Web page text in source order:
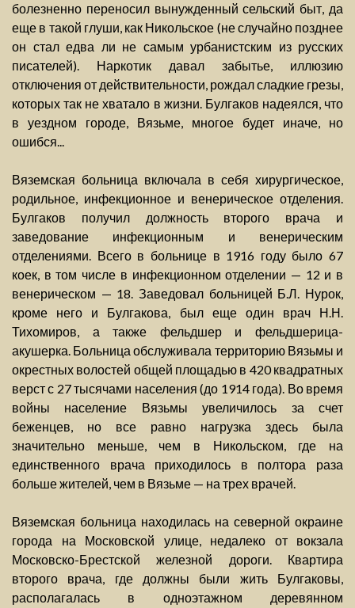
болезненно переносил вынужденный сельский быт, да
еще в такой глуши, как Никольское (не случайно позднее
он стал едва ли не самым урбанистским из русских
писателей). Наркотик давал забытье, иллюзию
отключения от действительности, рождал сладкие грезы,
которых так не хватало в жизни. Булгаков надеялся, что
в уездном городе, Вязьме, многое будет иначе, но
ошибся...
Вяземская больница включала в себя хирургическое,
родильное, инфекционное и венерическое отделения.
Булгаков получил должность второго врача и
заведование инфекционным и венерическим
отделениями. Всего в больнице в 1916 году было 67
коек, в том числе в инфекционном отделении — 12 и в
венерическом — 18. Заведовал больницей Б.Л. Нурок,
кроме него и Булгакова, был еще один врач Н.Н.
Тихомиров, а также фельдшер и фельдшерица-
акушерка. Больница обслуживала территорию Вязьмы и
окрестных волостей общей площадью в 420 квадратных
верст с 27 тысячами населения (до 1914 года). Во время
войны население Вязьмы увеличилось за счет
беженцев, но все равно нагрузка здесь была
значительно меньше, чем в Никольском, где на
единственного врача приходилось в полтора раза
больше жителей, чем в Вязьме — на трех врачей.
Вяземская больница находилась на северной окраине
города на Московской улице, недалеко от вокзала
Московско-Брестской железной дороги. Квартира
второго врача, где должны были жить Булгаковы,
располагалась в одноэтажном деревянном